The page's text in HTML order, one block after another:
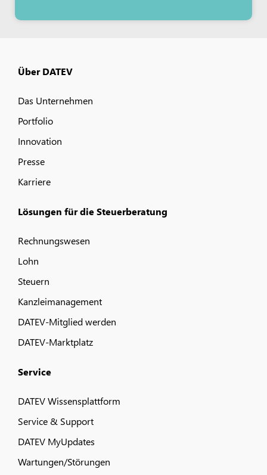
Über DATEV
Das Unternehmen
Portfolio
Innovation
Presse
Karriere
Lösungen für die Steuerberatung
Rechnungswesen
Lohn
Steuern
Kanzleimanagement
DATEV-Mitglied werden
DATEV-Marktplatz
Service
DATEV Wissensplattform
Service & Support
DATEV MyUpdates
Wartungen/Störungen